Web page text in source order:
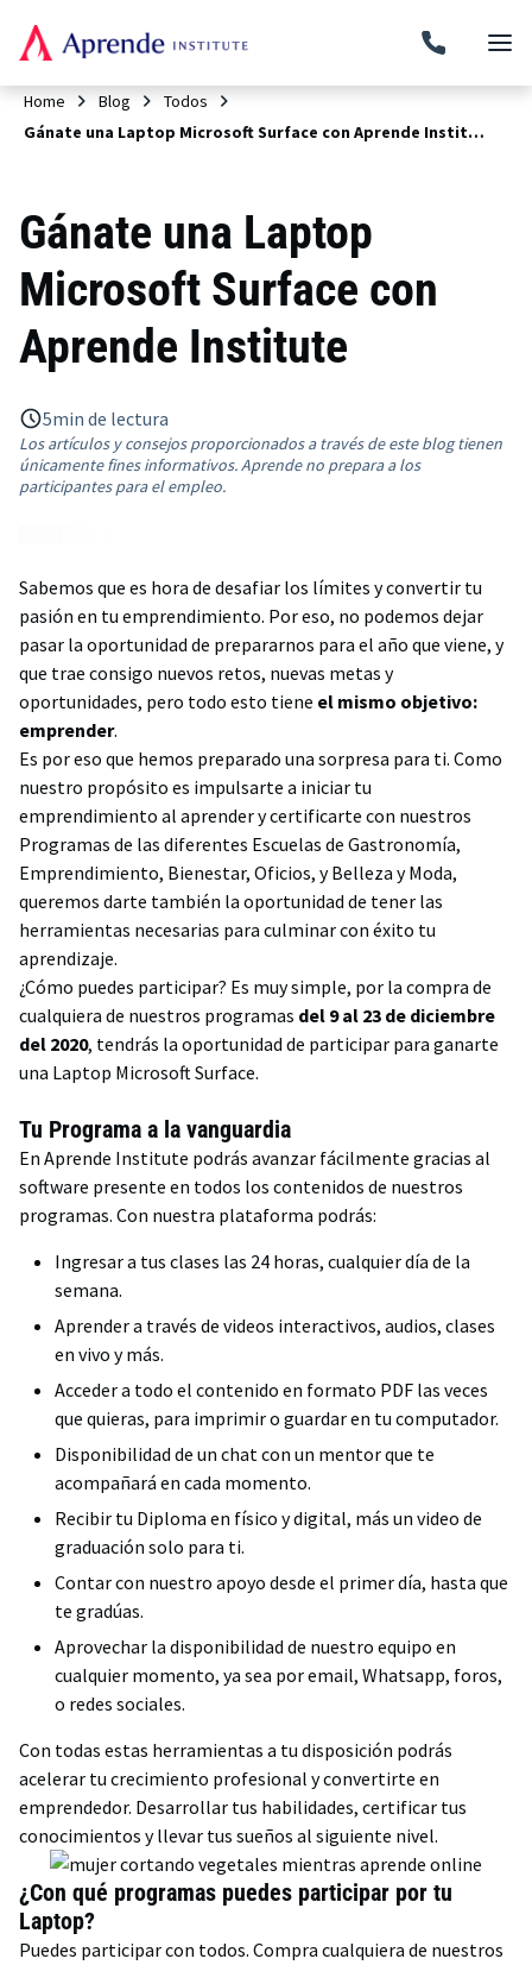
Home Blog
Todos
Gánate una Laptop Microsoft Surface con Aprende Institute
Gánate una Laptop
Microsoft Surface con
Aprende Institute
5min de lectura
Los artículos y consejos proporcionados a través de este blog tienen
únicamente fines informativos. Aprende no prepara a los
participantes para el empleo.
Sabemos que es hora de desafiar los límites y convertir tu
pasión en tu emprendimiento. Por eso, no podemos dejar
pasar la oportunidad de prepararnos para el año que viene, y
que trae consigo nuevos retos, nuevas metas y
oportunidades, pero todo esto tiene el mismo objetivo:
emprender.
Es por eso que hemos preparado una sorpresa para ti. Como
nuestro propósito es impulsarte a iniciar tu
emprendimiento al aprender y certificarte con nuestros
Programas de las diferentes Escuelas de Gastronomía,
Emprendimiento, Bienestar, Oficios, y Belleza y Moda,
queremos darte también la oportunidad de tener las
herramientas necesarias para culminar con éxito tu
aprendizaje.
¿Cómo puedes participar? Es muy simple, por la compra de
cualquiera de nuestros programas del 9 al 23 de diciembre
del 2020, tendrás la oportunidad de participar para ganarte
una Laptop Microsoft Surface.
Tu Programa a la vanguardia
En Aprende Institute podrás avanzar fácilmente gracias al
software presente en todos los contenidos de nuestros
programas. Con nuestra plataforma podrás:
Ingresar a tus clases las 24 horas, cualquier día de la
semana.
Aprender a través de videos interactivos, audios, clases
en vivo y más.
Acceder a todo el contenido en formato PDF las veces
que quieras, para imprimir o guardar en tu computador.
Disponibilidad de un chat con un mentor que te
acompañará en cada momento.
Recibir tu Diploma en físico y digital, más un video de
graduación solo para ti.
Contar con nuestro apoyo desde el primer día, hasta que
te gradúas.
Aprovechar la disponibilidad de nuestro equipo en
cualquier momento, ya sea por email, Whatsapp, foros,
o redes sociales.
Con todas estas herramientas a tu disposición podrás
acelerar tu crecimiento profesional y convertirte en
emprendedor. Desarrollar tus habilidades, certificar tus
conocimientos y llevar tus sueños al siguiente nivel.
¿Con qué programas puedes participar por tu
Laptop?
Puedes participar con todos. Compra cualquiera de nuestros